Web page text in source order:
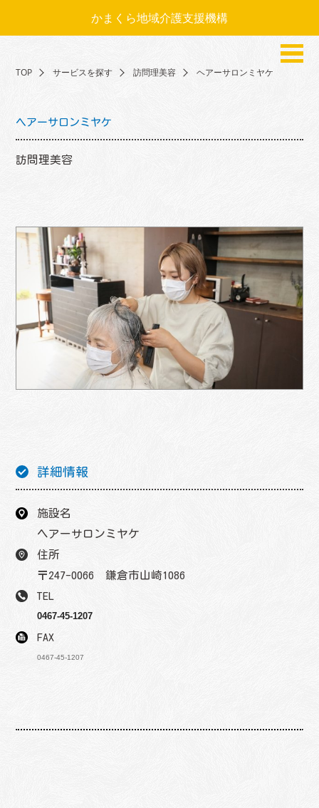
かまくら地域介護支援機構
TOP サービスを探す 訪問理美容 ヘアーサロンミヤケ
ヘアーサロンミヤケ
訪問理美容
詳細情報
施設名
ヘアーサロンミヤケ
住所
〒247-0066 鎌倉市山崎1086
TEL
0467-45-1207
FAX
0467-45-1207